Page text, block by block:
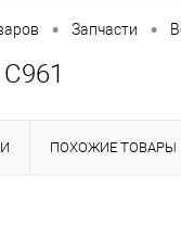
• Запчасти •
ПОХОЖИЕ ТОВАРЫ